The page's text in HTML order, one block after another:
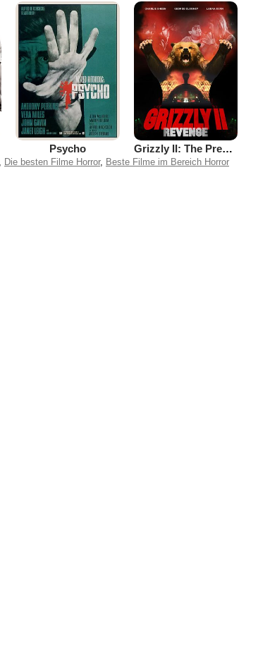
Psycho Grizzly II: The Predator
Die besten Filme Horror, Beste Filme im Bereich Horror